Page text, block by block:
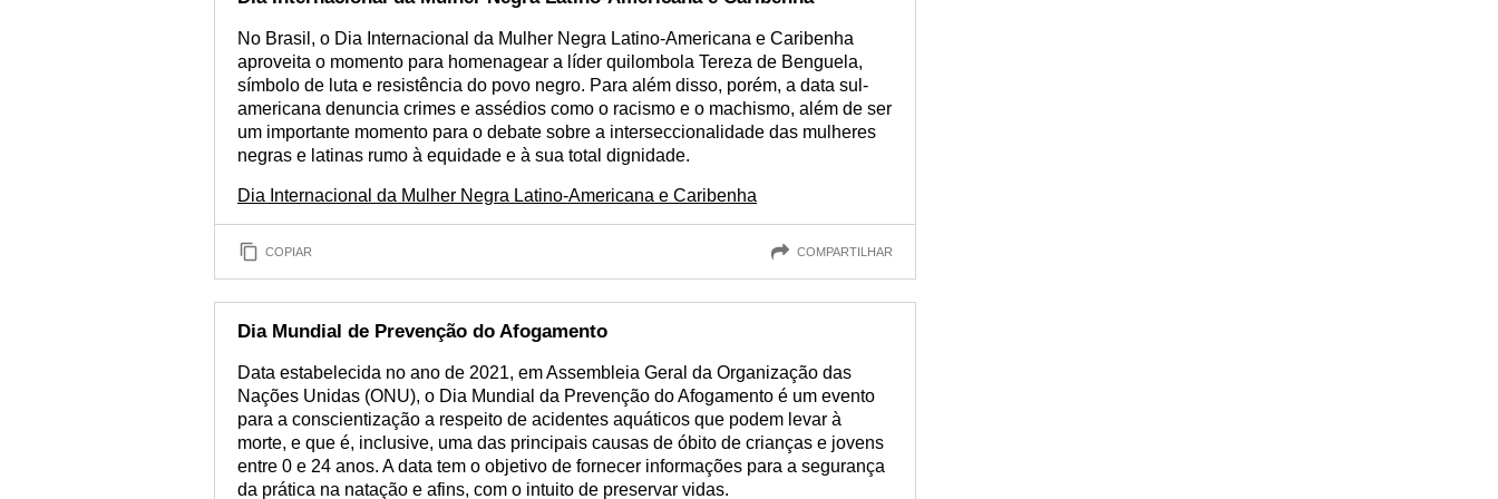
No Brasil, o Dia Internacional da Mulher Negra Latino-Americana e Caribenha
aproveita o momento para homenagear a líder quilombola Tereza de Benguela,
símbolo de luta e resistência do povo negro. Para além disso, porém, a data sul-
americana denuncia crimes e assédios como o racismo e o machismo, além de ser
um importante momento para o debate sobre a interseccionalidade das mulheres
negras e latinas rumo à equidade e à sua total dignidade.
Dia Internacional da Mulher Negra Latino-Americana e Caribenha
COPIAR COMPARTILHAR
Dia Mundial de Prevenção do Afogamento
Data estabelecida no ano de 2021, em Assembleia Geral da Organização das
Nações Unidas (ONU), o Dia Mundial da Prevenção do Afogamento é um evento
para a conscientização a respeito de acidentes aquáticos que podem levar à
morte, e que é, inclusive, uma das principais causas de óbito de crianças e jovens
entre 0 e 24 anos. A data tem o objetivo de fornecer informações para a segurança
da prática na natação e afins, com o intuito de preservar vidas.